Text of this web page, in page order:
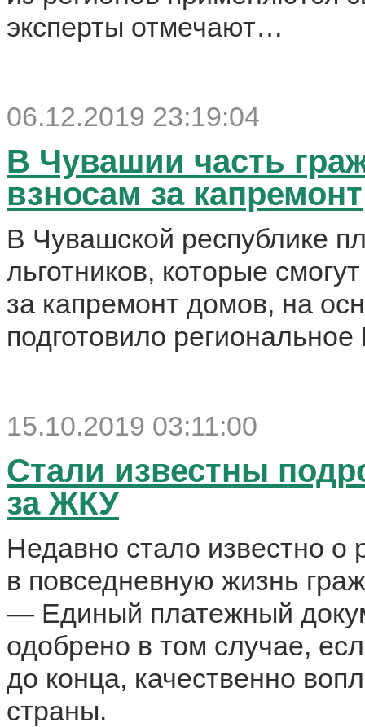
эксперты отмечают…
06.12.2019 23:19:04
В Чувашии часть
взносам за капремонт
В Чувашской республике
льготников, которые
за капремонт домов, на
подготовило
15.10.2019 03:11:00
Стали известны
за ЖКУ
Недавно стало известно о
в повседневную жизнь
— Единый платежный
одобрено в том случае,
до конца, качественно
страны.